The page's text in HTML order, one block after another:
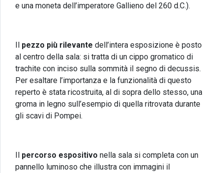
e una moneta dell’imperatore Gallieno del 260 d.C.).
Il pezzo più rilevante dell’intera esposizione è posto
al centro della sala: si tratta di un cippo gromatico di
trachite con inciso sulla sommità il segno di decussis.
Per esaltare l’importanza e la funzionalità di questo
reperto è stata ricostruita, al di sopra dello stesso, una
groma in legno sull’esempio di quella ritrovata durante
gli scavi di Pompei.
Il percorso espositivo nella sala si completa con un
pannello luminoso che illustra con immagini il